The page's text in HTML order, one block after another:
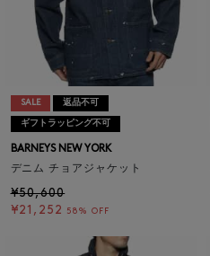
SALE 返品不可
ギフトラッピング不可
BARNEYS NEW YORK
デニム チョアジャケット
¥50,600
¥21,252
58% OFF